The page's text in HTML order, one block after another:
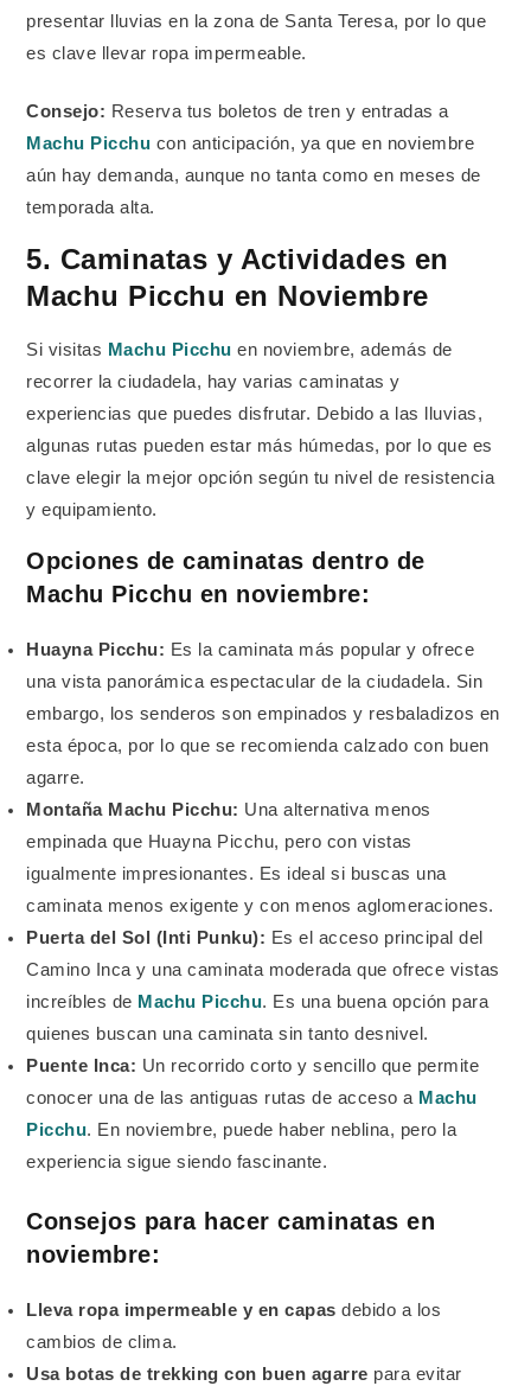
presentar lluvias en la zona de Santa Teresa, por lo que
es clave llevar ropa impermeable.
Consejo: Reserva tus boletos de tren y entradas a
Machu Picchu con anticipación, ya que en noviembre
aún hay demanda, aunque no tanta como en meses de
temporada alta.
5. Caminatas y Actividades en
Machu Picchu en Noviembre
Si visitas Machu Picchu en noviembre, además de
recorrer la ciudadela, hay varias caminatas y
experiencias que puedes disfrutar. Debido a las lluvias,
algunas rutas pueden estar más húmedas, por lo que es
clave elegir la mejor opción según tu nivel de resistencia
y equipamiento.
Opciones de caminatas dentro de
Machu Picchu en noviembre:
Huayna Picchu: Es la caminata más popular y ofrece
una vista panorámica espectacular de la ciudadela. Sin
embargo, los senderos son empinados y resbaladizos en
esta época, por lo que se recomienda calzado con buen
agarre.
Montaña Machu Picchu: Una alternativa menos
empinada que Huayna Picchu, pero con vistas
igualmente impresionantes. Es ideal si buscas una
caminata menos exigente y con menos aglomeraciones.
Puerta del Sol (Inti Punku): Es el acceso principal del
Camino Inca y una caminata moderada que ofrece vistas
increíbles de Machu Picchu. Es una buena opción para
quienes buscan una caminata sin tanto desnivel.
Puente Inca: Un recorrido corto y sencillo que permite
conocer una de las antiguas rutas de acceso a Machu
Picchu. En noviembre, puede haber neblina, pero la
experiencia sigue siendo fascinante.
Consejos para hacer caminatas en
noviembre:
Lleva ropa impermeable y en capas debido a los
cambios de clima.
Usa botas de trekking con buen agarre para evitar